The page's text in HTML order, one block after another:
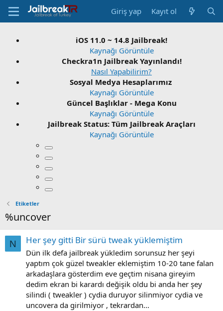
Giriş yap Kayıt ol
iOS 11.0 ~ 14.8 Jailbreak!
Kaynağı Görüntüle
Checkra1n Jailbreak Yayınlandı!
Nasıl Yapabilirim?
Sosyal Medya Hesaplarımız
Kaynağı Görüntüle
Güncel Başlıklar - Mega Konu
Kaynağı Görüntüle
Jailbreak Status: Tüm Jailbreak Araçları
Kaynağı Görüntüle
Etiketler
%uncover
N Her şey gitti Bir sürü tweak yüklemiştim
Dün ilk defa jailbreak yükledim sorunsuz her şeyi
yaptım çok güzel tweakler eklemiştim 10-20 tane falan
arkadaşlara gösterdim eve geçtim nisana gireyim
dedim ekran bi karardı değişik oldu bi anda her şey
silindi ( tweakler ) cydia duruyor silinmiyor cydia ve
uncovera da girilmiyor , tekrardan...